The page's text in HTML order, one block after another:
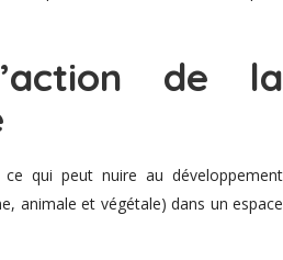
de la
ce qui peut nuire au développement
animale et végétale) dans un espace